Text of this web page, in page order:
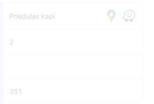
Priedulas kapi
2
351